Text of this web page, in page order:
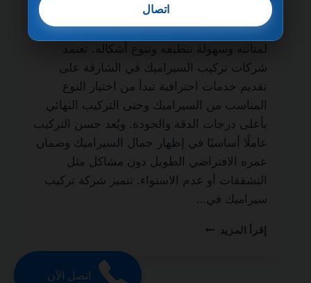
يُعتبر السيراميك من أكثر الخامات استخدامًا في
المنازل والفلل والشقق والمباني التجارية نظرًا
لمتانته وسهولة تنظيفه وتنوع أشكاله. تعتمد
شركات تركيب السيراميك في الشارقة على
تقديم خدمات احترافية تبدأ من اختيار النوع
المناسب من السيراميك وحتى التركيب النهائي
بأعلى درجات الدقة والجودة. ويُعد حسن التركيب
عاملًا أساسيًا في إظهار جمال السيراميك وضمان
عمره الافتراضي الطويل دون مشاكل مثل
التشققات أو عدم الاستواء. تتميز شركة تركيب
سيراميك في…
إقرأ المزيد شركة
اتصل الآن
اتصال